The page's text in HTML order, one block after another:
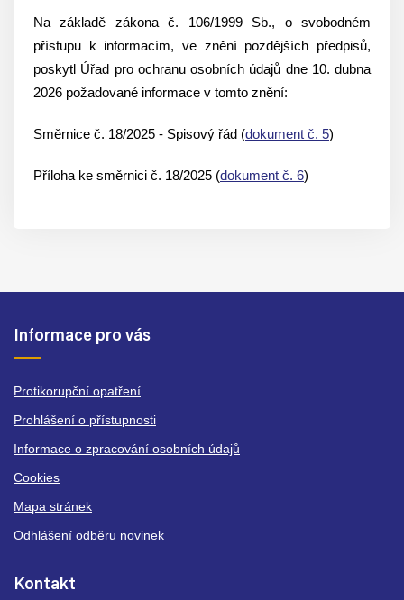
Na základě zákona č. 106/1999 Sb., o svobodném
přístupu k informacím, ve znění pozdějších předpisů,
poskytl Úřad pro ochranu osobních údajů dne 10. dubna
2026 požadované informace v tomto znění:
Směrnice č. 18/2025 - Spisový řád (dokument č. 5)
Příloha ke směrnici č. 18/2025 (dokument č. 6)
Informace pro vás
Protikorupční opatření
Prohlášení o přístupnosti
Informace o zpracování osobních údajů
Cookies
Mapa stránek
Odhlášení odběru novinek
Kontakt